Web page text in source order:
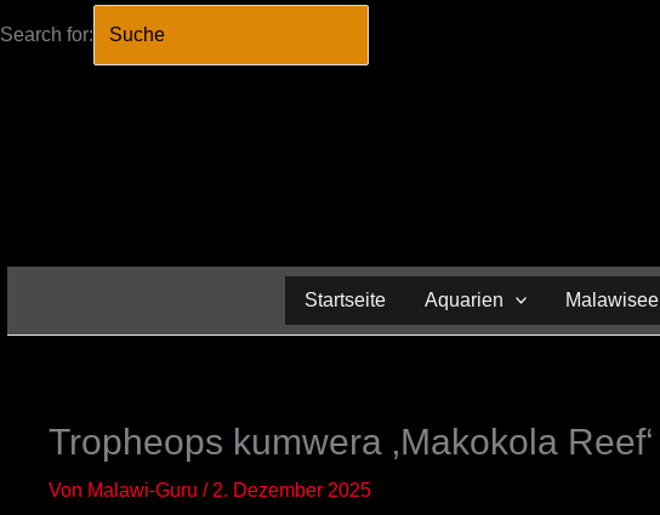
Search for:
Startseite Aquarien Malawisee
Tropheops kumwera ‚Makokola Reef‘
Von Malawi-Guru / 2. Dezember 2025